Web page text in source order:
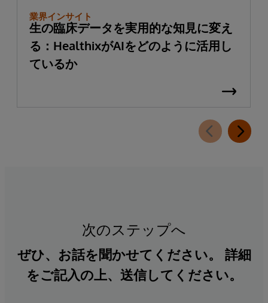
業界インサイト
生の臨床データを実用的な知見に変え
る：HealthixがAIをどのように活用し
ているか
次のステップへ
ぜひ、お話を聞かせてください。 詳細
をご記入の上、送信してください。